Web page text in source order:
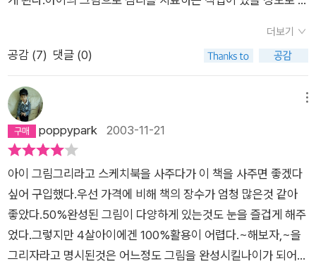
그릴 수 있었으면 좋겠더라구요. 책 두께가 두꺼우면 중간 부분
펼칠 때 힘든거 아시죠? 마지막으로 이렇게 시리즈로 나온다면
부모교육용으로 뒷부분에 다른 아이들의 샘플 그림도 첨가해 주
까요. 뭐 욕심을 내면 그렇다는 것이죠^^
것이다. 이는 아이의 상태를 나타내는 것이기도 하지만 역으로 아
이의 창의성과 상상력을 키워줄 수 있는 도구로 이용될 수 있다.
이 책은 바로 그 점에서 탁월하다. 재생지로 만들어진 두툼한 책
이 아주 독특하다. 그림은 반쯤 그리다 말았고, 거기에 아이가 직
접 그림을 완성하도록 하고 있다. 내가 생각하지 못한 것을 그려
내려갈 때는 역시 내가 고정관념에 사로 잡혀 있구나라는 생각이
작하여 다 그리겠다며 책을 너무 좋아한다. 물론 그 날로 이 책의
그림을 다 완성하기는 했다. 그래서 아예 내가 이 책에 나오는 그
림처럼 반 정도만 그림을 그려주고 아이가 나머지를 완성하도록
하는 놀이를 했는데 아주 좋아한다.서점에서 무심코 지나치다 본
책이었는데 이 책이 이렇게 유용하게 사용될 줄은 몰랐다. 겉으로
더보기
공감 (7) 댓글 (0)
poppypark 2003-11-21
아이 그림그리라고 스케치북을 사주다가 이 책을 사주면 좋겠다
싶어 구입했다.우선 가격에 비해 책의 장수가 엄청 많은것 같아
좋았다.50%완성된 그림이 다양하게 있는것도 눈을 즐겁게 해주
었다.그렇지만 4살아이에겐 100%활용이 어렵다.~해보자,~을
그리자라고 명시된것은 어느정도 그림을 완성시킬나이가 되어야